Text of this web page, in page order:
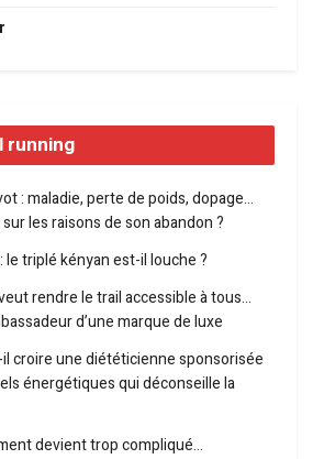
running
: maladie, perte de poids, dopage…
les raisons de son abandon ?
le triplé kényan est-il louche ?
rendre le trail accessible à tous…
d’une marque de luxe
croire une diététicienne sponsorisée
énergétiques qui déconseille la
devient trop compliqué…